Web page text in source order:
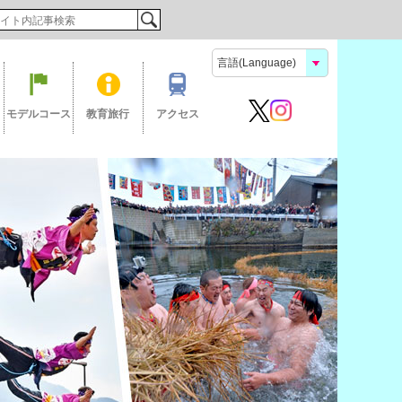
モデルコース 教育旅行 アクセス